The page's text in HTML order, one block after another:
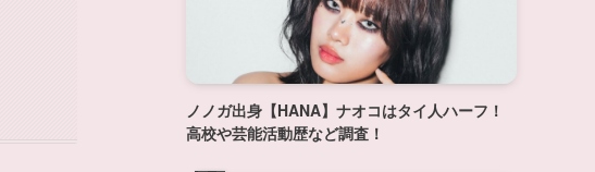
ノノガ出身【HANA】ナオコはタイ人ハーフ！
高校や芸能活動歴など調査！